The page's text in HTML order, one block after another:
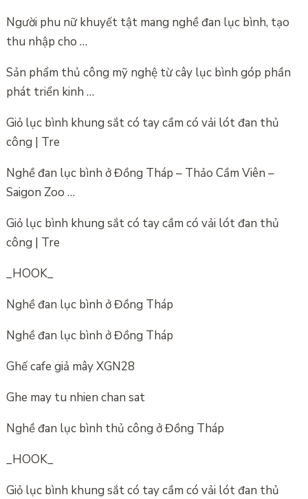
Người phu nữ khuyết tật mang nghề đan lục bình, tạo
thu nhập cho …
Sản phẩm thủ công mỹ nghệ từ cây lục bình góp phần
phát triển kinh …
Giỏ lục bình khung sắt có tay cầm có vải lót đan thủ
công | Tre
Nghề đan lục bình ở Đồng Tháp – Thảo Cầm Viên –
Saigon Zoo …
Giỏ lục bình khung sắt có tay cầm có vải lót đan thủ
công | Tre
_HOOK_
Nghề đan lục bình ở Đồng Tháp
Nghề đan lục bình ở Đồng Tháp
Ghế cafe giả mây XGN28
Ghe may tu nhien chan sat
Nghề đan lục bình thủ công ở Đồng Tháp
_HOOK_
Giỏ lục bình khung sắt có tay cầm có vải lót đan thủ